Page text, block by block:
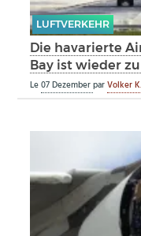
LUFTVERKEHR
Die havarierte
Bay ist wieder
Le07 DezemberparVolker